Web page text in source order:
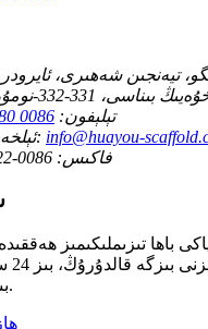
تيەنجىن شەھىرى،
331-332-نومۇرلۇق ئۆيلەر
تېلېفون: 0086 13718175880
ئېلخەت ئادرېسى: info@huayou-
فاكىس: 0086-22-84846720
باھا تىزىملىكىمىز
بىلەن ئالاقىلىشىمىز.